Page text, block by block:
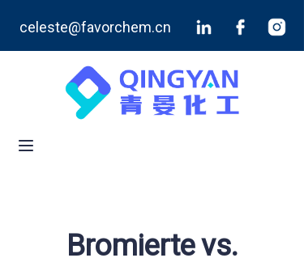
celeste@favorchem.cn
Bromierte vs.
Blog
Kontaktieren Sie uns